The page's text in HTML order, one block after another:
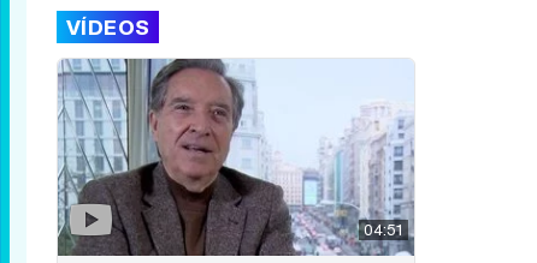
VÍDEOS
04:51